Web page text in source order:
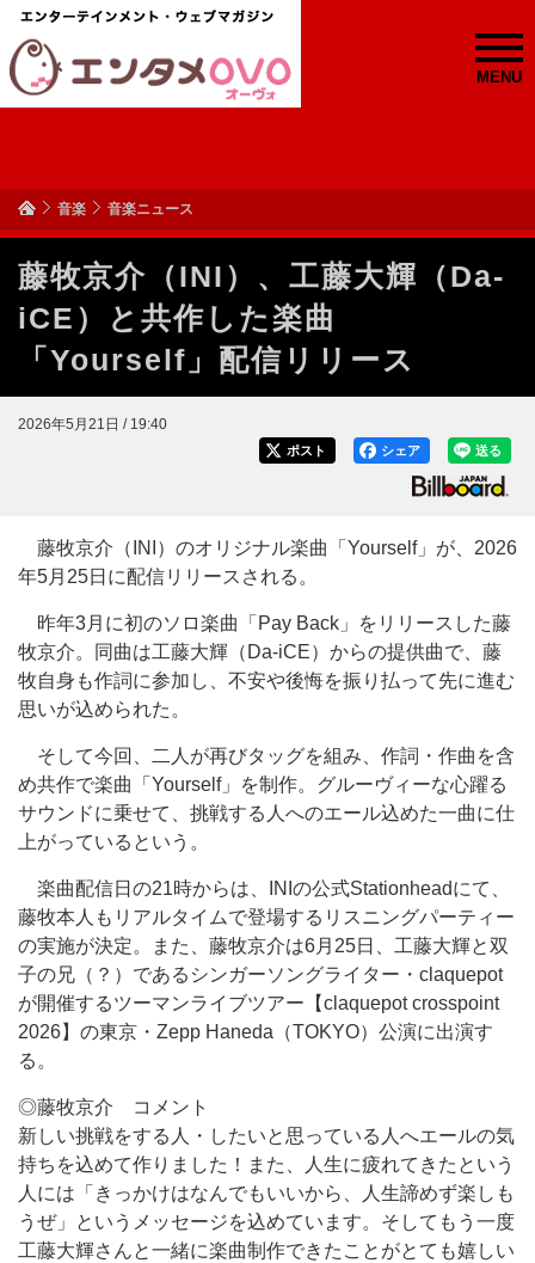
MENU
音楽 音楽ニュース
藤牧京介（INI）、工藤大輝（Da-
iCE）と共作した楽曲
「Yourself」配信リリース
2026年5月21日 / 19:40
送る
シェア
ポスト
藤牧京介（INI）のオリジナル楽曲「Yourself」が、2026
年5月25日に配信リリースされる。
昨年3月に初のソロ楽曲「Pay Back」をリリースした藤
牧京介。同曲は工藤大輝（Da-iCE）からの提供曲で、藤
牧自身も作詞に参加し、不安や後悔を振り払って先に進む
思いが込められた。
そして今回、二人が再びタッグを組み、作詞・作曲を含
め共作で楽曲「Yourself」を制作。グルーヴィーな心躍る
サウンドに乗せて、挑戦する人へのエール込めた一曲に仕
上がっているという。
楽曲配信日の21時からは、INIの公式Stationheadにて、
藤牧本人もリアルタイムで登場するリスニングパーティー
の実施が決定。また、藤牧京介は6月25日、工藤大輝と双
子の兄（？）であるシンガーソングライター・claquepot
が開催するツーマンライブツアー【claquepot crosspoint
2026】の東京・Zepp Haneda（TOKYO）公演に出演す
る。
◎藤牧京介 コメント
新しい挑戦をする人・したいと思っている人へエールの気
持ちを込めて作りました！また、人生に疲れてきたという
人には「きっかけはなんでもいいから、人生諦めず楽しも
うぜ」というメッセージを込めています。そしてもう一度
工藤大輝さんと一緒に楽曲制作できたことがとても嬉しい